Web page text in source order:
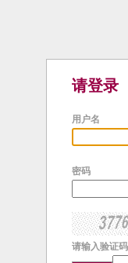
请登录
用户名
密码
请输入验证